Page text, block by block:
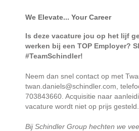
We Elevate... Your Career
Is deze vacature jou op het lijf
werken bij een TOP Employer?
#TeamSchindler!
Neem dan snel contact op met
twan.daniels@schindler.com,
703843660. Acquisitie naar
vacature wordt niet op prijs gesteld.
Bij Schindler Group hechten we